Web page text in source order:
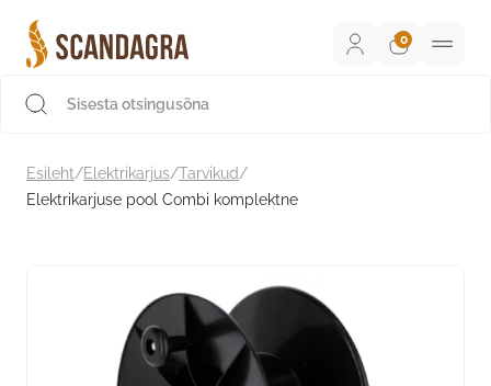
sisu
juurde
Esileht/Elektrikarjus/Tarvikud/
Elektrikarjuse pool Combi komplektne